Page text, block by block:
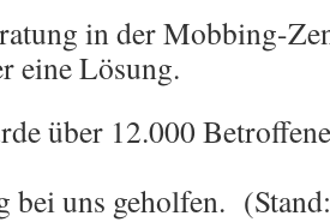
in der Mobbing-
eine Lösung.
über 12.000
bei uns geholfen.